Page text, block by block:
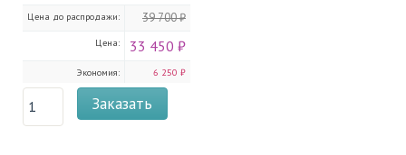
Цена до распродажи: 39 700 ₽
Цена: 33 450 ₽
Экономия: 6 250 ₽
Заказать